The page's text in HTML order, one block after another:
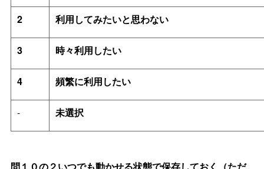
2 利用してみたいと思わない
3 時々利用したい
4 頻繁に利用したい
- 未選択
問１０の２いつでも動かせる状態で保存しておく（ただ